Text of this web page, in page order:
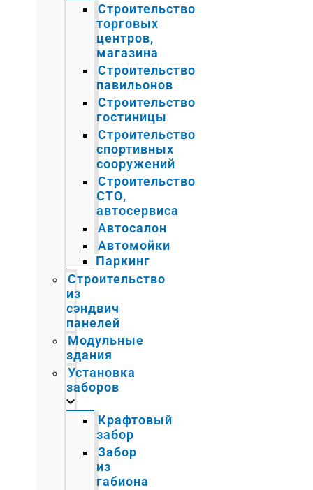
Строительство
торговых
центров,
магазина
Строительство
павильонов
Строительство
гостиницы
Строительство
спортивных
сооружений
Строительство
СТО,
автосервиса
Автосалон
Автомойки
Паркинг
Строительство
из
сэндвич
панелей
Модульные
здания
Установка
заборов
Крафтовый
забор
Забор
из
габиона